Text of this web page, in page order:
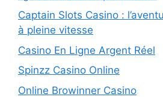
Captain Slots Casino :
à pleine vitesse
Casino En Ligne Argent Réel
Spinzz Casino Online
Online Browinner Casino